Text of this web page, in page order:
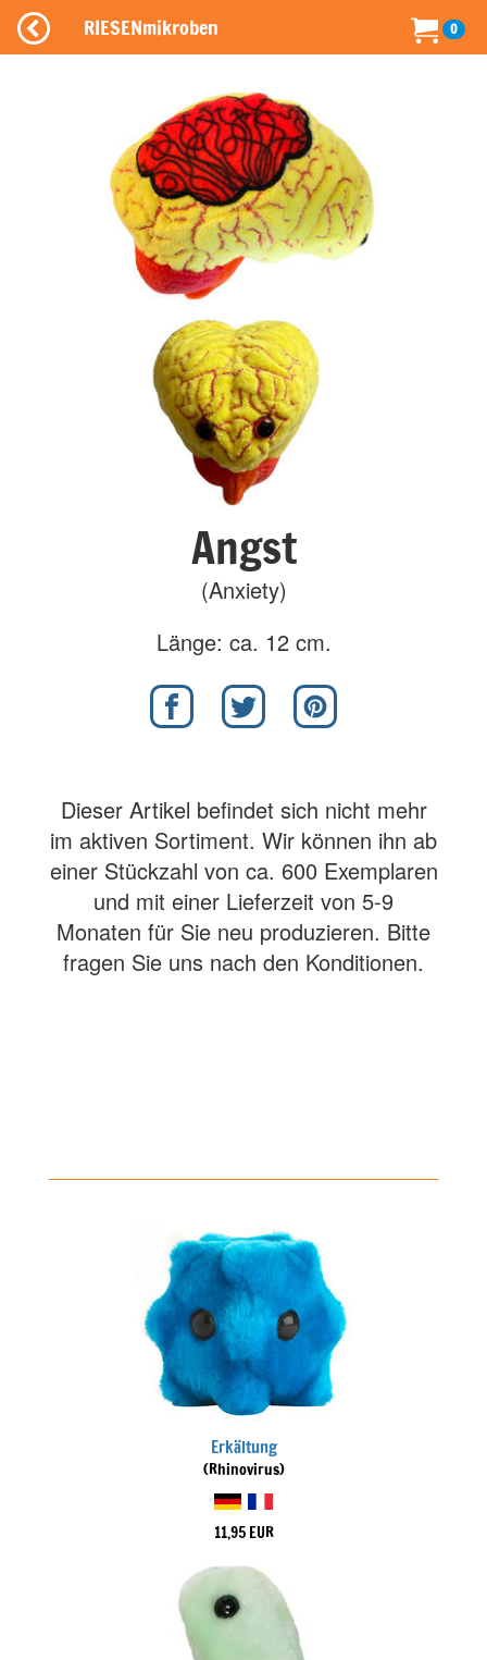
RIESENmikroben 0
Angst
(Anxiety)
Länge: ca. 12 cm.
Dieser Artikel befindet sich nicht mehr
im aktiven Sortiment. Wir können ihn ab
einer Stückzahl von ca. 600 Exemplaren
und mit einer Lieferzeit von 5-9
Monaten für Sie neu produzieren. Bitte
fragen Sie uns nach den Konditionen.
Erkältung
(Rhinovirus)
11,95 EUR